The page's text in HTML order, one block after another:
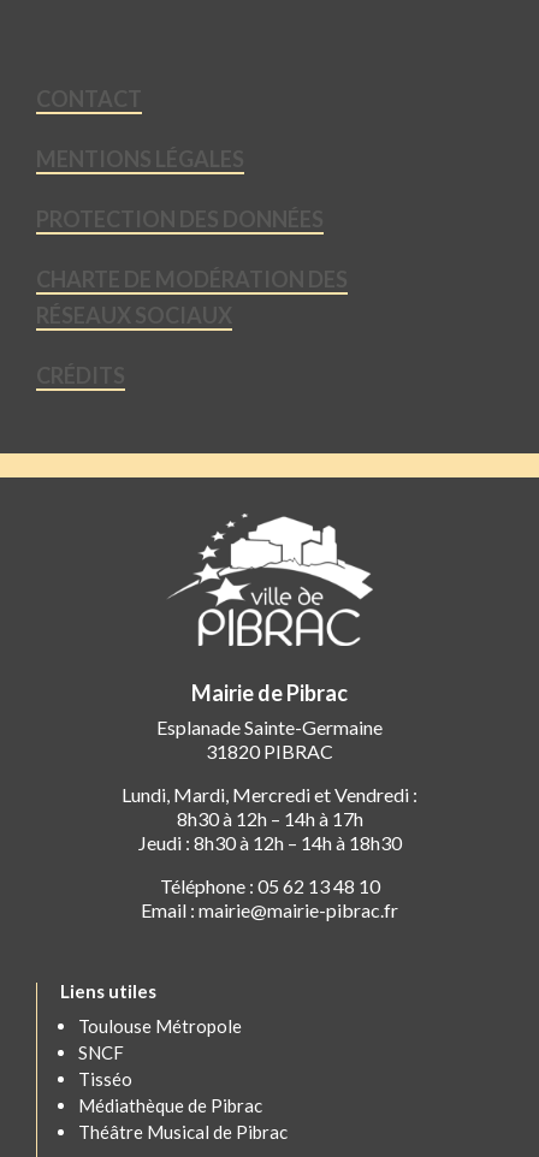
Mairie de Pibrac
Esplanade Sainte-Germaine
31820 PIBRAC
Lundi, Mardi, Mercredi et Vendredi :
8h30 à 12h – 14h à 17h
Jeudi : 8h30 à 12h – 14h à 18h30
Téléphone : 05 62 13 48 10
Email : mairie@mairie-pibrac.fr
Liens utiles
Toulouse Métropole
SNCF
Tisséo
Médiathèque de Pibrac
Théâtre Musical de Pibrac